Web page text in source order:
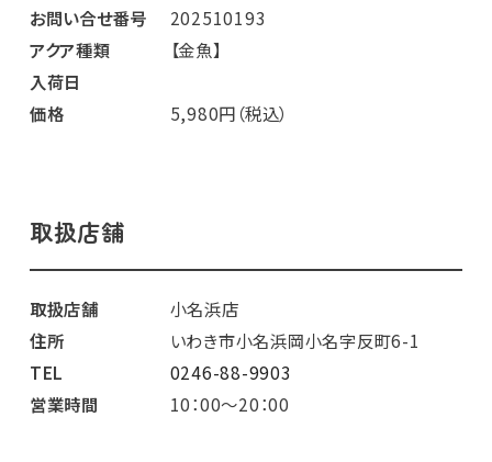
お問い合せ番号
202510193
アクア種類
【金魚】
入荷日
価格
5,980円（税込）
取扱店舗
取扱店舗
小名浜店
住所
いわき市小名浜岡小名字反町6-1
TEL
0246-88-9903
営業時間
10：00～20：00